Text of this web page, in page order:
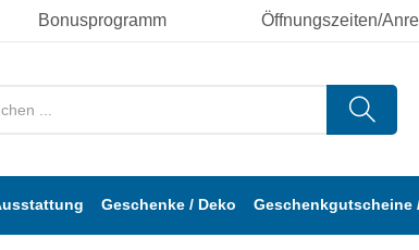
Öffnungszeiten/
Bonusprogramm
Geschenke / Deko Geschenkgutscheine